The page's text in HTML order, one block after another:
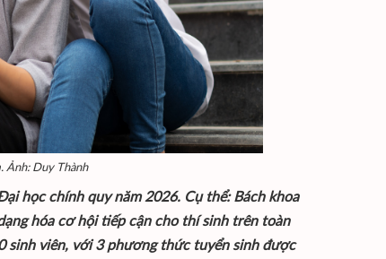
Ảnh: Duy Thành
học chính quy năm 2026. Cụ thể: Bách khoa
hóa cơ hội tiếp cận cho thí sinh trên toàn
sinh viên, với 3 phương thức tuyển sinh được